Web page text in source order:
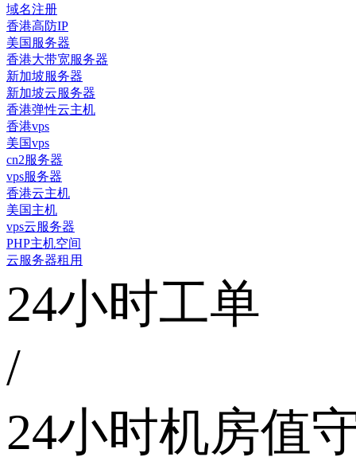
域名注册
香港高防IP
美国服务器
香港大带宽服务器
新加坡服务器
新加坡云服务器
香港弹性云主机
香港vps
美国vps
cn2服务器
vps服务器
香港云主机
美国主机
vps云服务器
PHP主机空间
云服务器租用
24小时工单
/
24小时机房值